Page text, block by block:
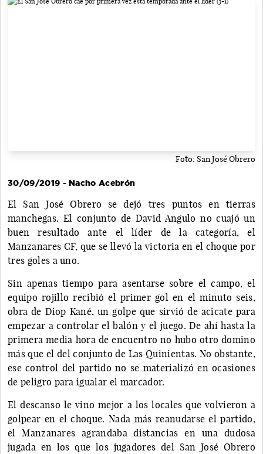
Foto: San José Obrero
30/09/2019 - Nacho Acebrón
El San José Obrero se dejó tres puntos en tierras
manchegas. El conjunto de David Angulo no cuajó un
buen resultado ante el líder de la categoría, el
Manzanares CF, que se llevó la victoria en el choque por
tres goles a uno.
Sin apenas tiempo para asentarse sobre el campo, el
equipo rojillo recibió el primer gol en el minuto seis,
obra de Diop Kané, un golpe que sirvió de acicate para
empezar a controlar el balón y el juego. De ahí hasta la
primera media hora de encuentro no hubo otro domino
más que el del conjunto de Las Quinientas. No obstante,
ese control del partido no se materializó en ocasiones
de peligro para igualar el marcador.
El descanso le vino mejor a los locales que volvieron a
golpear en el choque. Nada más reanudarse el partido,
el Manzanares agrandaba distancias en una dudosa
jugada en los que los jugadores del San José Obrero